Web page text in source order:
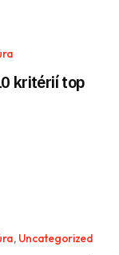
kritérií top
, Uncategorized